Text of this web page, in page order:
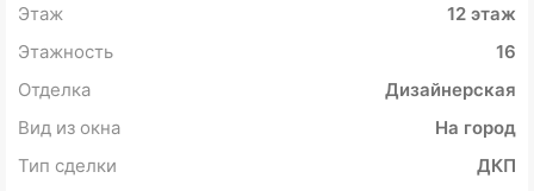
Этаж
12 этаж
Этажность
16
Отделка
Дизайнерская
Вид из окна
На город
Тип сделки
ДКП